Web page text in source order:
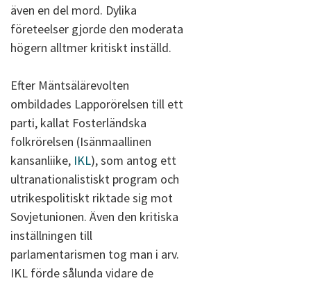
även en del mord. Dylika
företeelser gjorde den moderata
högern alltmer kritiskt inställd.
Efter Mäntsälärevolten
ombildades Lapporörelsen till ett
parti, kallat Fosterländska
folkrörelsen (Isänmaallinen
kansanliike, IKL), som antog ett
ultranationalistiskt program och
utrikespolitiskt riktade sig mot
Sovjetunionen. Även den kritiska
inställningen till
parlamentarismen tog man i arv.
IKL förde sålunda vidare de